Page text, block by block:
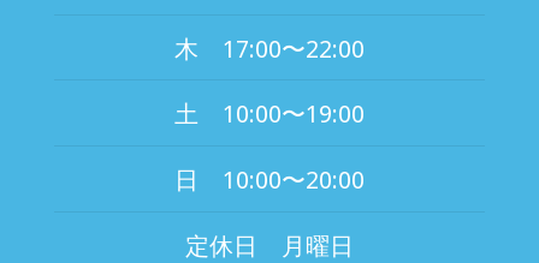
木 17:00〜22:00
土 10:00〜19:00
日 10:00〜20:00
定休日 月曜日